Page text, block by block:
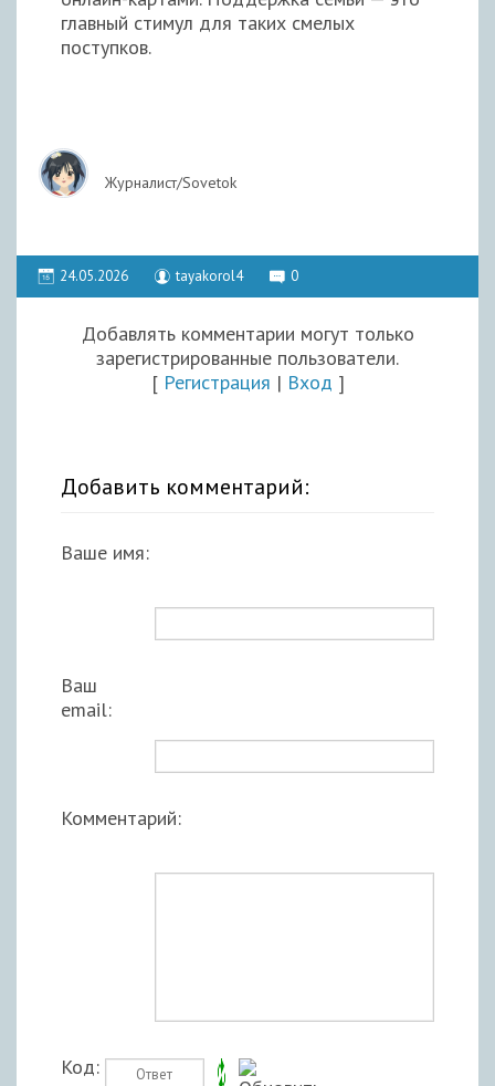
главный стимул для таких смелых
поступков.
Журналист/Sovetok
24.05.2026 tayakorol4 0
Добавлять комментарии могут только
зарегистрированные пользователи.
[ Регистрация | Вход ]
Добавить комментарий:
Ваше имя:
Ваш
email:
Комментарий:
Код: